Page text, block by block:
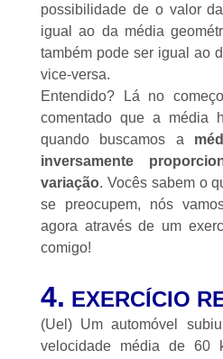
possibilidade de o valor
igual ao da média
também pode ser igual ao
vice-versa.
Entendido? Lá no
comentado que a média
quando buscamos a
inversamente
variação. Vocês sabem o
se preocupem, nós
agora através de um
comigo!
4. EXERCÍCIO
(Uel) Um automóvel
velocidade média de 60